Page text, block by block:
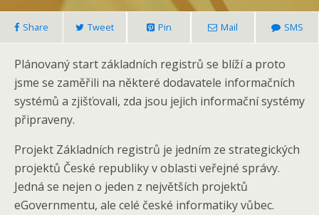
Share Tweet Pin Mail SMS
Plánovaný start základních registrů se blíží a proto
jsme se zaměřili na některé dodavatele informačních
systémů a zjišťovali, zda jsou jejich informační systémy
připraveny.
Projekt Základních registrů je jedním ze strategických
projektů České republiky v oblasti veřejné správy.
Jedná se nejen o jeden z největších projektů
eGovernmentu, ale celé české informatiky vůbec.